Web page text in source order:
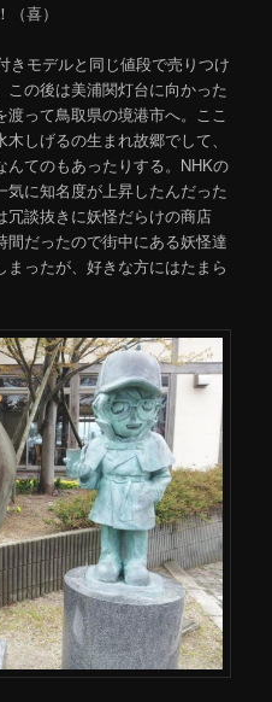
（喜）
きモデルと同じ値段で売りつけ
この後は美浦関灯台に向かった
って鳥取県の境港市へ。ここ
しげるの生まれ故郷でして、
てのもあったりする。NHKの
に知名度が上昇したんだった
冗談抜きに妖怪だらけの商店
だったので街中にある妖怪達
ったが、好きな方にはたまら